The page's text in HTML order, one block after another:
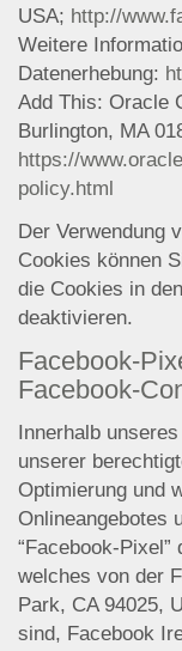
USA; http://
Weitere
Datenerhebung:
Add This: Oracle
Burlington, MA
https://
policy.html
Der Verwendung
Cookies können
die Cookies in
deaktivieren.
Facebook-
Facebook-
Innerhalb
unserer
Optimierung und
Onlineangebotes
“Facebook-
welches von der
Park, CA 94025,
sind, Facebook